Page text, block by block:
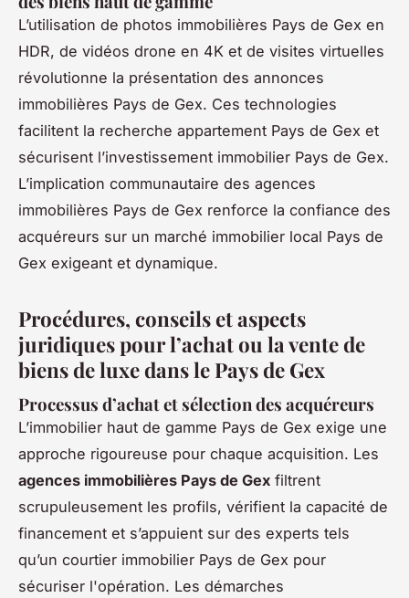
L’utilisation de photos immobilières Pays de Gex en
HDR, de vidéos drone en 4K et de visites virtuelles
révolutionne la présentation des annonces
immobilières Pays de Gex. Ces technologies
facilitent la recherche appartement Pays de Gex et
sécurisent l’investissement immobilier Pays de Gex.
L’implication communautaire des agences
immobilières Pays de Gex renforce la confiance des
acquéreurs sur un marché immobilier local Pays de
Gex exigeant et dynamique.
Procédures, conseils et aspects
juridiques pour l’achat ou la vente de
biens de luxe dans le Pays de Gex
Processus d’achat et sélection des acquéreurs
L’immobilier haut de gamme Pays de Gex exige une
approche rigoureuse pour chaque acquisition. Les
agences immobilières Pays de Gex filtrent
scrupuleusement les profils, vérifient la capacité de
financement et s’appuient sur des experts tels
qu’un courtier immobilier Pays de Gex pour
sécuriser l'opération. Les démarches